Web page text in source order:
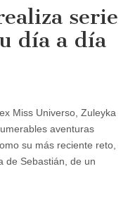
serie
día a día
Miss Universo, Zuleyka
aventuras
su más reciente reto,
de Sebastián, de un